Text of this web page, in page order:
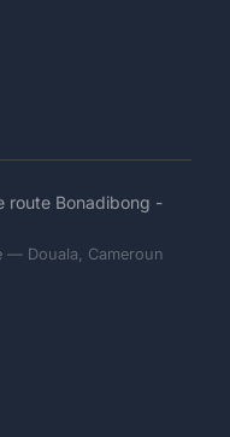
route Bonadibong -
— Douala, Cameroun